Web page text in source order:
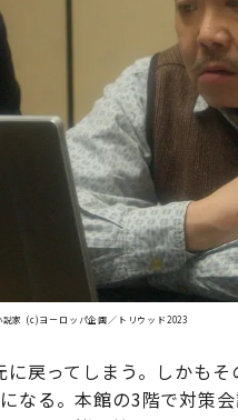
家 (c)ヨーロッパ企画／トリウッド2023
戻ってしまう。しかも
なる。本館の3階で対策